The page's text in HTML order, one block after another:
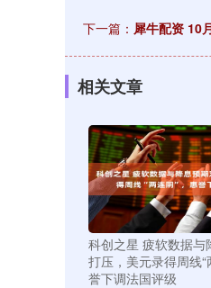
下一篇： 犀牛配资 10
相关文章
科创之星 疲软数据与
打压，美元录得周线“
誉下调法国评级